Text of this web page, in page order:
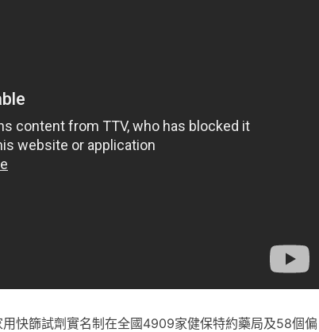
快篩試劑實名制在全國4909家健保特約藥局及58個偏